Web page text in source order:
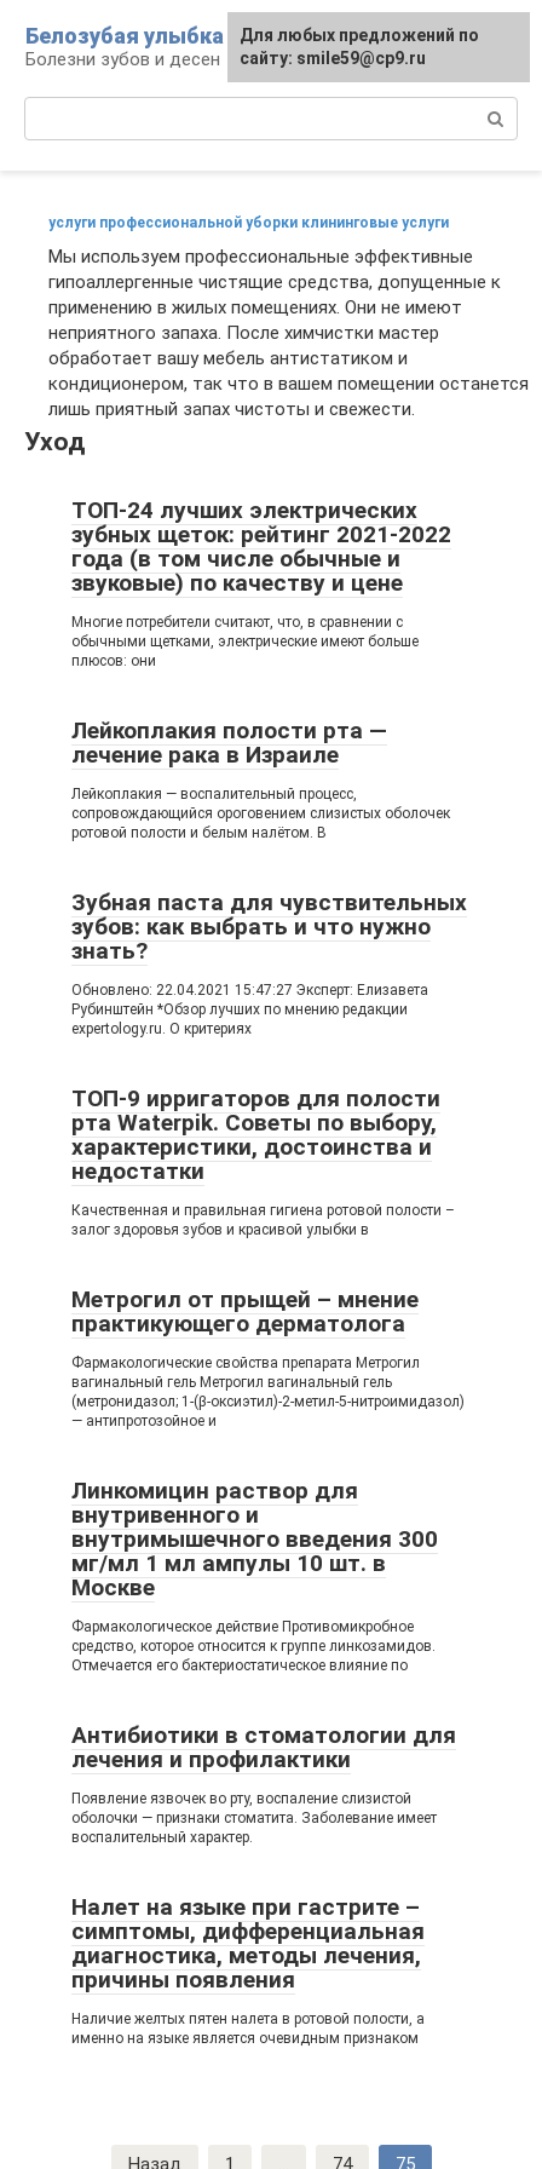
контенту
Белозубая улыбка
Болезни зубов и десен
услуги профессиональной уборки клининговые услуги
Мы используем профессиональные эффективные
гипоаллергенные чистящие средства, допущенные к
применению в жилых помещениях. Они не имеют
неприятного запаха. После химчистки мастер
обработает вашу мебель антистатиком и
кондиционером, так что в вашем помещении останется
лишь приятный запах чистоты и свежести.
Уход
ТОП-24 лучших электрических
зубных щеток: рейтинг 2021-2022
года (в том числе обычные и
звуковые) по качеству и цене
Многие потребители считают, что, в сравнении с
обычными щетками, электрические имеют больше
плюсов: они
Лейкоплакия полости рта —
лечение рака в Израиле
Лейкоплакия — воспалительный процесс,
сопровождающийся ороговением слизистых оболочек
ротовой полости и белым налётом. В
Зубная паста для чувствительных
зубов: как выбрать и что нужно
знать?
Обновлено: 22.04.2021 15:47:27 Эксперт: Елизавета
Рубинштейн *Обзор лучших по мнению редакции
expertology.ru. О критериях
ТОП-9 ирригаторов для полости
рта Waterpik. Советы по выбору,
характеристики, достоинства и
недостатки
Качественная и правильная гигиена ротовой полости –
залог здоровья зубов и красивой улыбки в
Метрогил от прыщей – мнение
практикующего дерматолога
Фармакологические свойства препарата Метрогил
вагинальный гель Метрогил вагинальный гель
(метронидазол; 1-(β-оксиэтил)-2-метил-5-нитроимидазол)
— антипротозойное и
Линкомицин раствор для
внутривенного и
внутримышечного введения 300
мг/мл 1 мл ампулы 10 шт. в
Москве
Фармакологическое действие Противомикробное
средство, которое относится к группе линкозамидов.
Отмечается его бактериостатическое влияние по
Антибиотики в стоматологии для
лечения и профилактики
Появление язвочек во рту, воспаление слизистой
оболочки — признаки стоматита. Заболевание имеет
воспалительный характер.
Налет на языке при гастрите –
симптомы, дифференциальная
диагностика, методы лечения,
причины появления
Наличие желтых пятен налета в ротовой полости, а
именно на языке является очевидным признаком
Назад 1 74 75
Для любых предложений по
сайту: smile59@cp9.ru